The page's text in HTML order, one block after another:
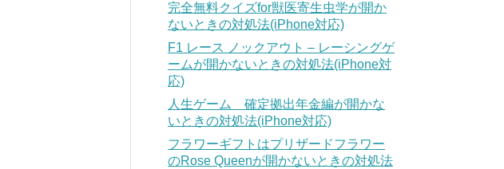
完全無料クイズfor獣医寄生虫学が開か
ないときの対処法(iPhone対応)
F1 レース ノックアウト – レーシングゲ
ームが開かないときの対処法(iPhone対
応)
人生ゲーム 確定拠出年金編が開かな
いときの対処法(iPhone対応)
フラワーギフトはプリザードフラワー
のRose Queenが開かないときの対処法